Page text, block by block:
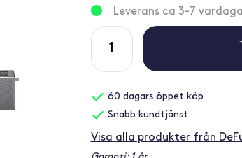
Leverans ca 3-7
60 dagars öppet köp
Snabb kundtjänst
Visa alla produkter från